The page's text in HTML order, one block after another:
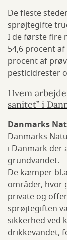
De fleste
sprøjtegifte
I de første fire
54,6 procent
procent af
pesticidrester
Hvem
sanitet” i
Danmarks
Danmarks
i Danmark
grundvandet.
De kæmper
områder, hvor
private og
sprøjtegiften
sikkerhed ved
drikkevandet,